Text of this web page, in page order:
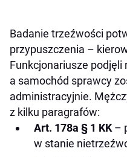
Badanie trzeźwości
przypuszczenia –
Funkcjonariusze podjęli
a samochód sprawcy
administracyjnie.
z kilku paragrafów:
Art. 178a § 1 KK–
w stanie